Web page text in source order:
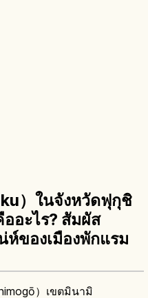
）ในจังหวัดฟุกุชิ
อะไร? สัมผัส
ห์ของเมืองพักแรม
）เขตมินามิ